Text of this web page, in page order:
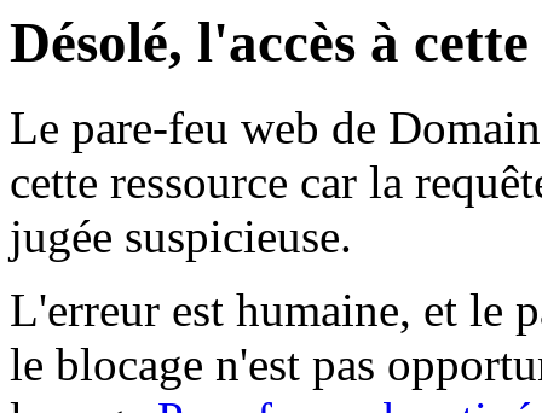
Désolé, l'accès à
Le pare-feu web de
cette ressource car la
jugée suspicieuse.
L'erreur est humaine, et le
le blocage n'est pas